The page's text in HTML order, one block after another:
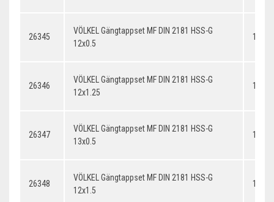
26345
VÖLKEL Gängtappset MF DIN 2181 HSS-G
12x0.5
26346
VÖLKEL Gängtappset MF DIN 2181 HSS-G
12x1.25
26347
VÖLKEL Gängtappset MF DIN 2181 HSS-G
13x0.5
26348
VÖLKEL Gängtappset MF DIN 2181 HSS-G
12x1.5